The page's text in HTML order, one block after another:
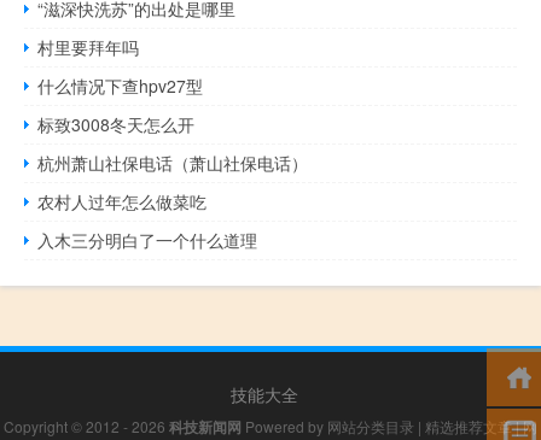
“滋深快洗苏”的出处是哪里
村里要拜年吗
什么情况下查hpv27型
标致3008冬天怎么开
杭州萧山社保电话（萧山社保电话）
农村人过年怎么做菜吃
入木三分明白了一个什么道理
技能大全
Copyright © 2012 - 2026 科技新闻网 Powered by 网站分类目录 | 精选推荐文章|网